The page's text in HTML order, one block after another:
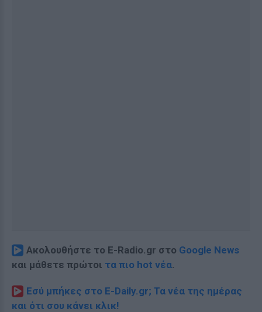
Ακολουθήστε το E-Radio.gr στο Google News
και μάθετε πρώτοι τα πιο hot νέα.
Εσύ μπήκες στο E-Daily.gr; Τα νέα της ημέρας
και ότι σου κάνει κλικ!